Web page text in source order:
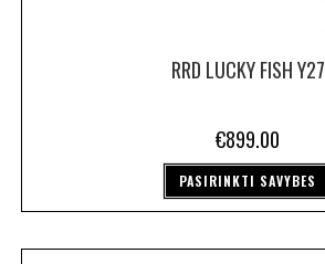
RRD LUCKY FISH Y27
€899.00
PASIRINKTI SAVYBES